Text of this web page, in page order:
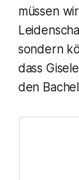
müssen
sondern
dass
den